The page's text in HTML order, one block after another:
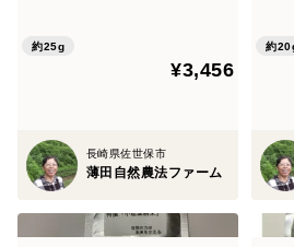
為に、地球の未来の為に、絶対に
有り）ゴボウよりイヌリンが
多いよ。自家採取の種。
約25g
¥3,456
長崎県佐世保市
薄田自然農法ファーム
が
約